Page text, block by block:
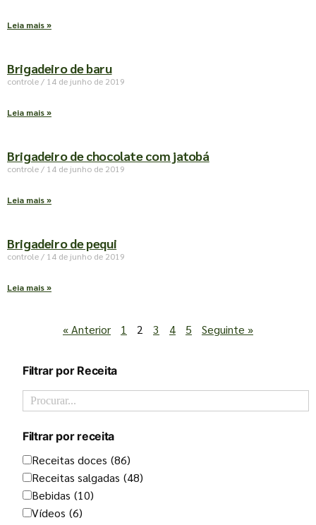
Leia mais »
Brigadeiro de baru
controle 14 de junho de 2019
Leia mais »
Brigadeiro de chocolate com jatobá
controle 14 de junho de 2019
Leia mais »
Brigadeiro de pequi
controle 14 de junho de 2019
Leia mais »
« Anterior 1 2 3 4 5 Seguinte »
Filtrar por Receita
Filtrar por receita
Receitas doces (86)
Receitas salgadas (48)
Bebidas (10)
Vídeos (6)